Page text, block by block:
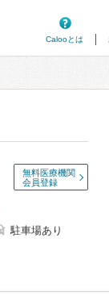
Calooとは
無料医療機関
会員登録
駐車場あり